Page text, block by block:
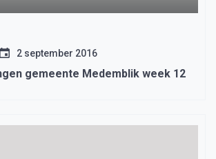
2 september 2016
gemeente Medemblik week 12